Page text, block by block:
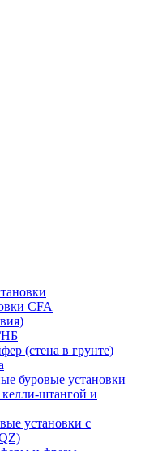
CFA
(стена в грунте)
буровые установки
штангой и
установки с